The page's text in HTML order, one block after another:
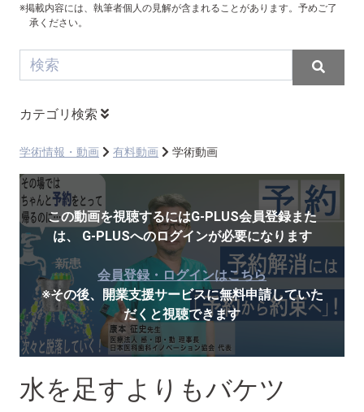
※掲載内容には、執筆者個人の見解が含まれることがあります。予めご了
承ください。
カテゴリ検索
学術情報・動画 有料動画 学術動画
この動画を視聴するにはG-PLUS会員登録また
は、
G-PLUSへのログインが必要になります
会員登録・ログインはこちら
※その後、開業支援サービスに無料申請していた
だくと視聴できます
水を足すよりもバケツ